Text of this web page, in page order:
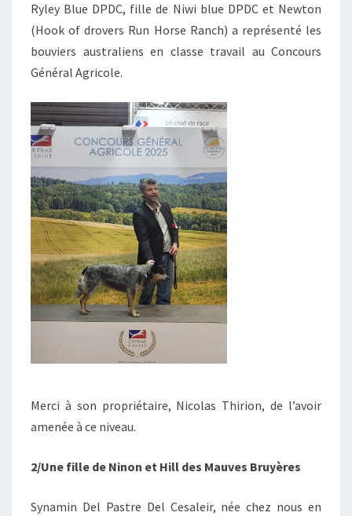
Ryley Blue DPDC, fille de Niwi blue DPDC et Newton
(Hook of drovers Run Horse Ranch) a représenté les
bouviers australiens en classe travail au Concours
Général Agricole.
Merci à son propriétaire, Nicolas Thirion, de l’avoir
amenée à ce niveau.
2/Une fille de Ninon et Hill des Mauves Bruyères
Synamin Del Pastre Del Cesaleir, née chez nous en